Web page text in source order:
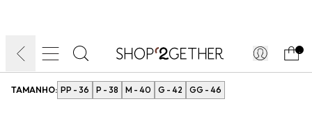
TAMANHO: PP - 36 P - 38 M - 40 G - 42 GG - 46